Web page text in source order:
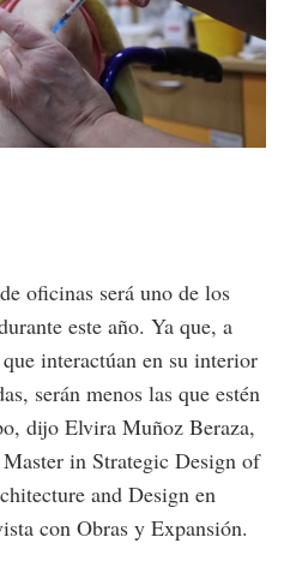
oficinas será uno de los
este año. Ya que, a
interactúan en su interior
serán menos las que estén
dijo Elvira Muñoz Beraza,
in Strategic Design of
and Design en
con Obras y Expansión.